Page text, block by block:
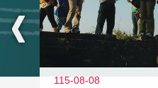
115-08-08